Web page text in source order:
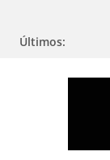
Últimos:
sua